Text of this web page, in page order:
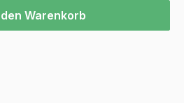
ein oder benutze die Schaltflächen
Warenkorb